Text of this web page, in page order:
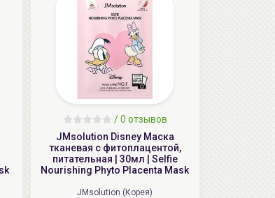
/0 отзывов
JMsolution Disney Маска
тканевая с фитоплацентой,
питательная | 30мл | Selfie
Nourishing Phyto Placenta Mask
JMsolution (Корея)